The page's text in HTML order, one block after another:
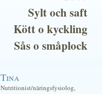
Sylt och saft
Kött o kyckling
Sås o småplock
Tina
Nutritionist/näringsfysiolog,